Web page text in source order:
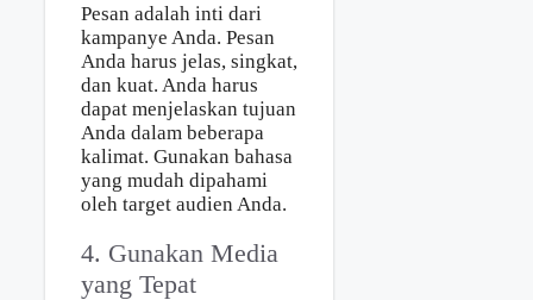
Pesan adalah inti dari
kampanye Anda. Pesan
Anda harus jelas, singkat,
dan kuat. Anda harus
dapat menjelaskan tujuan
Anda dalam beberapa
kalimat. Gunakan bahasa
yang mudah dipahami
oleh target audien Anda.
4. Gunakan Media
yang Tepat